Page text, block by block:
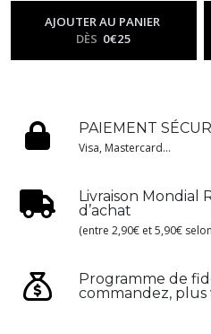
Rivalités Destinées
AJOUTER AU PANIER
DÈS 0€25
PAIEMENT
Visa, Mastercard...
Livraison Mondial
d’achat
(entre 2,90€ et 5,90€
Programme de
commandez, plus